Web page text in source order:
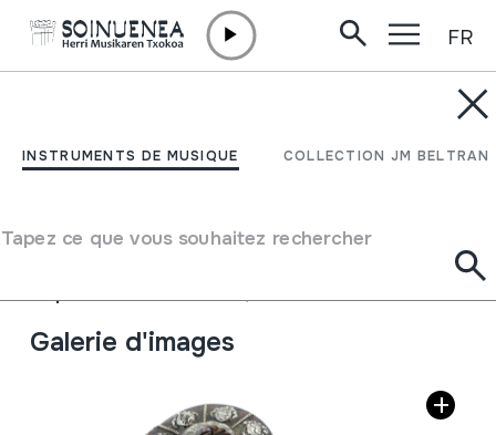
INSTRUMENTS DE MUSIQUE COLLECTION JM BELTRAN
Tapez ce que vous souhaitez rechercher
FR
TING-TING SHAGS;
Auteur
Ez dakigu.
Emplacement: Erakusketa; idiofonoak
Galerie d'images